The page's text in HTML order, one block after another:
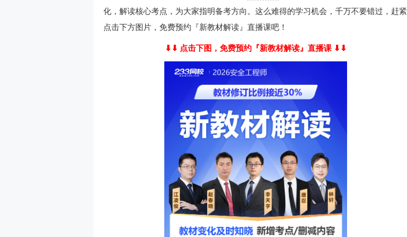
化，解读核心考点，为大家指明备考方向。这么难得的学习机会，千万不要错过，赶紧
点击下方图片，免费预约『新教材解读』直播课吧！
⬇⬇ 点击下图，免费预约『新教材解读』直播课 ⬇⬇